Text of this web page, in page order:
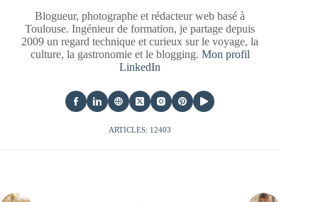
Blogueur, photographe et rédacteur web basé à
Toulouse. Ingénieur de formation, je partage depuis
2009 un regard technique et curieux sur le voyage, la
culture, la gastronomie et le blogging. Mon profil
LinkedIn
ARTICLES: 12403